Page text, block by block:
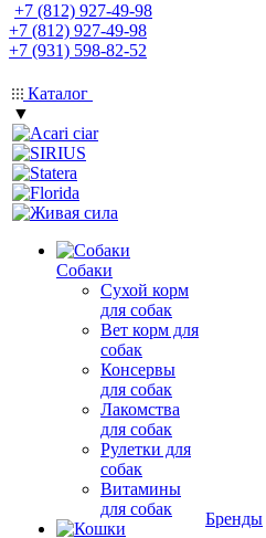
+7 (812) 927-49-98
+7 (812) 927-49-98
+7 (931) 598-82-52
Каталог
▼
Собаки
Сухой корм
для собак
Вет корм для
собак
Консервы
для собак
Лакомства
для собак
Рулетки для
собак
Витамины
для собак
Бренды